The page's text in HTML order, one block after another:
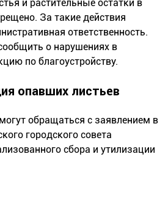
и растительные остатки в
За такие действия
ответственность.
о нарушениях в
по благоустройству.
опавших листьев
обращаться с заявлением в
городского совета
сбора и утилизации